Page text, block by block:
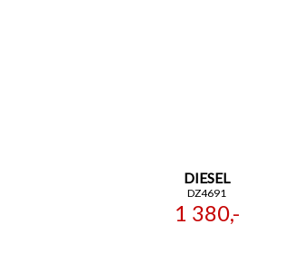
DIESEL
DZ4691
1 380,-